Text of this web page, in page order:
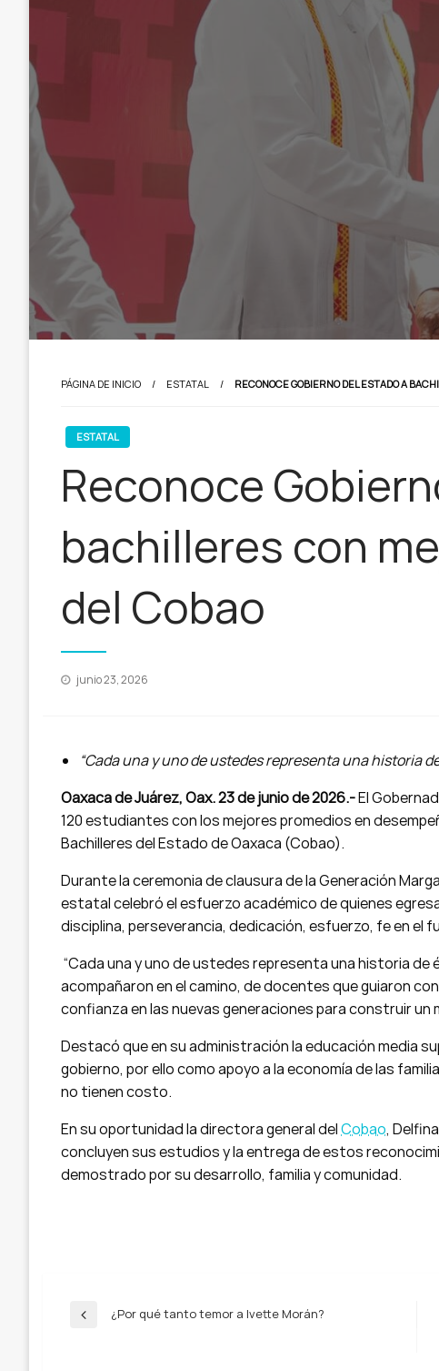
PÁGINA DE INICIO ESTATAL RECONOCE GOBIERNO DEL ESTADO A
ESTATAL
Reconoce
bachilleres con
del Cobao
Publicado
junio 23, 2026
“Cada una y uno de ustedes representa una historia
Oaxaca de Juárez, Oax. 23 de junio de 2026.-El
120 estudiantes con los mejores promedios en
Bachilleres del Estado de Oaxaca (Cobao).
Durante la ceremonia de clausura de la Generación
estatal celebró el esfuerzo académico de quienes
disciplina, perseverancia, dedicación, esfuerzo, fe en el
“Cada una y uno de ustedes representa una historia
acompañaron en el camino, de docentes que guiaron
confianza en las nuevas generaciones para construir un
Destacó que en su administración la educación media
gobierno, por ello como apoyo a la economía de las
no tienen costo.
En su oportunidad la directora general delCobao,
concluyen sus estudios y la entrega de estos
demostrado por su desarrollo, familia y comunidad.
Navegación
Entrada¿Por qué tanto temor a Ivette Morán?